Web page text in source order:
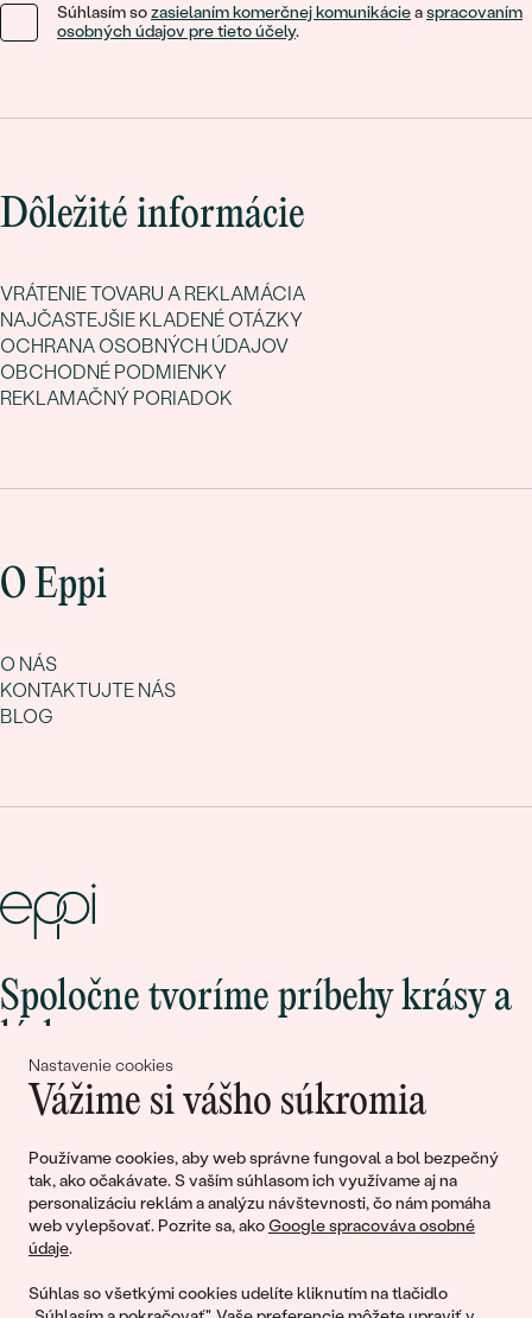
Nastavenie cookies
Vážime si vášho súkromia
Používame cookies, aby web správne fungoval a bol bezpečný
tak, ako očakávate. S vaším súhlasom ich využívame aj na
personalizáciu reklám a analýzu návštevnosti, čo nám pomáha
web vylepšovať. Pozrite sa, akoGoogle spracováva osobné
údaje.
Súhlas so všetkými cookies udelíte kliknutím na tlačidlo
Súhlasím sozasielaním komerčnej komunikácieaspracovaním
osobných údajov pre tieto účely.
Dôležité informácie
VRÁTENIE TOVARU A REKLAMÁCIA
NAJČASTEJŠIE KLADENÉ OTÁZKY
OCHRANA OSOBNÝCH ÚDAJOV
OBCHODNÉ PODMIENKY
REKLAMAČNÝ PORIADOK
O Eppi
O NÁS
KONTAKTUJTE NÁS
BLOG
Spoločne tvoríme príbehy krásy a
Pripojte sa k nám!